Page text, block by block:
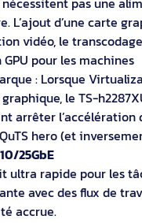
L’ajout d’une carte
vidéo, le
pour les machines
: Lorsque
le TS-
arrêter l’accélération
hero (et
25GbE
ultra rapide pour les
avec des flux de
accrue.